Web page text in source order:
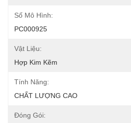
Số Mô Hình:
PC000925
Vật Liệu:
Hợp Kim Kẽm
Tính Năng:
CHẤT LƯỢNG CAO
Đóng Gói: